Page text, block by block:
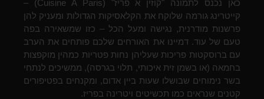
כאן נכנס לתמונה "קוזין א פריז" (Cuisine A Paris) –
קייטרינג גורמה שלוקח את הקלאסיקות הגדולות ומעניק להן
פרשנות מודרנית, נגישה ומעל הכל – כזו שמשאירה בפה
טעם של עוד. דמיינו את האורחים שלכם פותחים את הערב
עם ברוסקטות פריכות שעליהן נחות פטריות כמהין מוקפצות
בחמאה (או בשמן זית איכותי, תלוי בגרסה), ממשיכים לנתחי
בשר נימוחים שבושלו שעות ביין אדום, ומקנחים בפטיפורים
קטנים שנראים כמו תכשיטים ויטרינה בפריז.